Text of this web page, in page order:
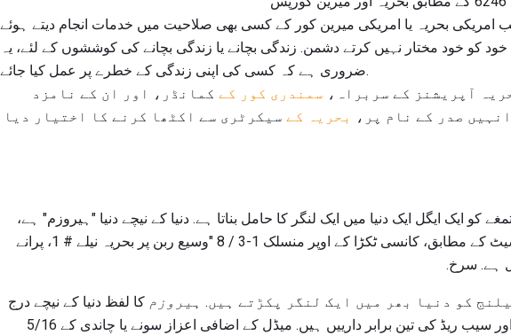
امریکی بحریہ یا امریکی میرین کور کے کسی بھی صلاحیت میں خدمات انجام دیتے ہوئے
خود مختار نہیں کرتے دشمن. زندگی بچانے یا زندگی بچانے کی کوششوں کے لئے، یہ
ضروری ہے کہ کسی کی اپنی زندگی کے خطرے پر عمل کیا جائے.
آپریشنز کے سربراہ، سمندری کور کے کمانڈر، اور ان کے نامزد
صدر کے نام پر،
بحریہ کے سیکرٹری سے اکٹھا کرنے کا اختیار دیا
کو ایک ایگل ایک دنیا میں ایک لنگر کا حامل بناتا ہے. دنیا کے نیچے دنیا "ہیروزم" ہے،
ڈیفنس ڈیفنس کے تفصیلات کے شناختی شیٹ کے مطابق، کانسی ٹکڑا کے اوپر منسلک 1-3 / 8 "وسیع ربن پر بحریہ نیلے # 1، پرانے
ہے. سرخ.
کو دنیا بھر میں ایک لنگر پکڑتے ہیں. ہیروزم کا لفظ دنیا کے نیچے درج
ہے. میڈل کے ربن بحریہ نیلے، پرانے سونے اور سیب ریڈ کی تین برابر دارییں ہیں. میڈل کے اضافی اعزاز سونے یا چاندی کے 5/16